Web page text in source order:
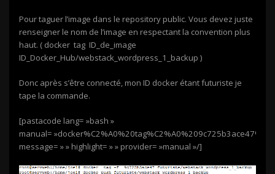
Pour taguer l’image dans le repository public. Vous devez juste
renseigner le nom de l’image en respectant la convention plus
haut. ( docker tag ID_de_image
ID_Docker_Hub/webstack_wordpress_1_backup )
Donc après s’être connecté, mon ID docker étant futuriste je
tape la commande.
[pastacode lang= »bash »
manual=
message= » » highlight= » » provider= »manual »/]